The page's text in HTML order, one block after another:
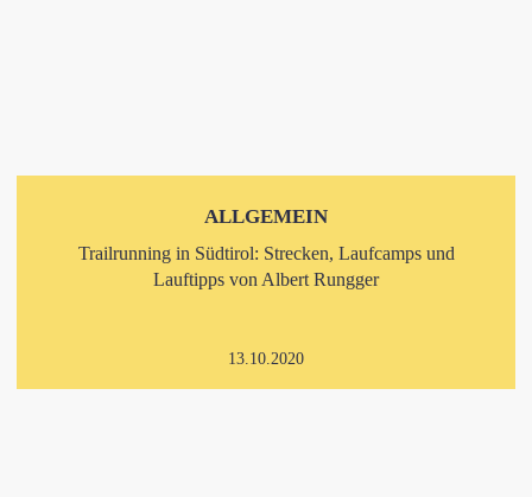
ALLGEMEIN
Trailrunning in Südtirol: Strecken, Laufcamps und
Lauftipps von Albert Rungger
13.10.2020